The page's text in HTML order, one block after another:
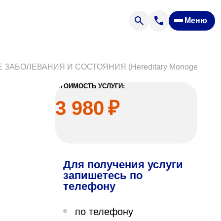
Меню
«Парус»
И СОСТОЯНИЯ (Hereditary Monogenic
СТОИМОСТЬ УСЛУГИ:
3 980 ₽
Для получения услуги
запишетесь по
телефону
по телефону